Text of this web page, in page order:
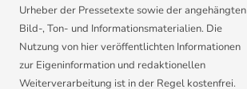
Urheber der Pressetexte sowie der angehängten
Bild-, Ton- und Informationsmaterialien. Die
Nutzung von hier veröffentlichten Informationen
zur Eigeninformation und redaktionellen
Weiterverarbeitung ist in der Regel kostenfrei.